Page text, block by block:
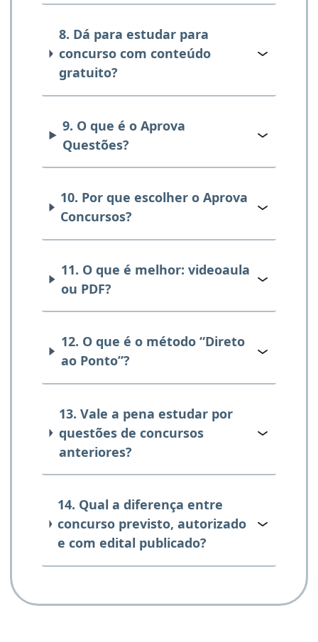
8. Dá para estudar para
concurso com conteúdo
gratuito?
9. O que é o Aprova
Questões?
10. Por que escolher o Aprova
Concursos?
11. O que é melhor: videoaula
ou PDF?
12. O que é o método “Direto
ao Ponto”?
13. Vale a pena estudar por
questões de concursos
anteriores?
14. Qual a diferença entre
concurso previsto, autorizado
e com edital publicado?